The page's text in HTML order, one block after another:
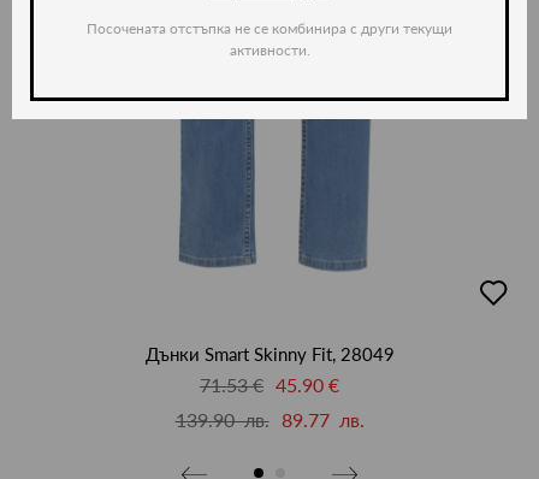
в
Дънки Smart Skinny Fit, 28049
71.53 € 45.90 €
139.90 лв.
89.77 лв.
Посочената отстъпка не се комбинира с други текущи
активности.